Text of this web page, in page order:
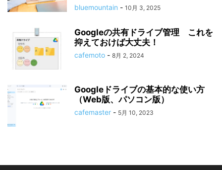
bluemountain - 10月 3, 2025
Googleの共有ドライブ管理 これを
抑えておけば大丈夫！
cafemoto - 8月 2, 2024
Googleドライブの基本的な使い方
（Web版、パソコン版）
cafemaster - 5月 10, 2023